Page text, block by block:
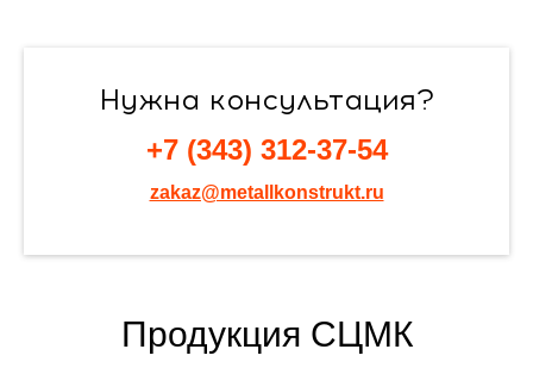
Нужна консультация?
+7 (343) 312-37-54
zakaz@metallkonstrukt.ru
Продукция СЦМК